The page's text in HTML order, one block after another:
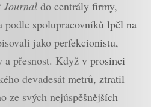
Journal do centrály firmy,
podle spolupracovníků lpěl na
jako perfekcionistu,
přesnost. Když v prosinci
devadesát metrů, ztratil
ze svých nejúspěšnějších